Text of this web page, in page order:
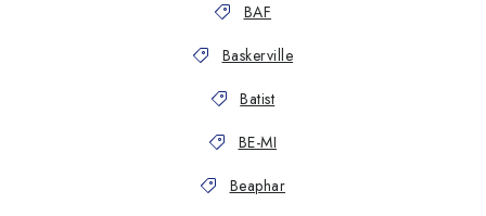
BAF
Baskerville
Batist
BE-MI
Beaphar